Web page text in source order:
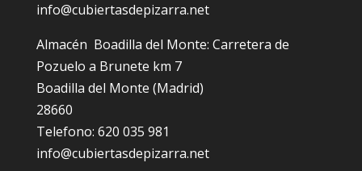
info@cubiertasdepizarra.net
Almacén Boadilla del Monte: Carretera de
Pozuelo a Brunete km 7
Boadilla del Monte (Madrid)
28660
Telefono: 620 035 981
info@cubiertasdepizarra.net